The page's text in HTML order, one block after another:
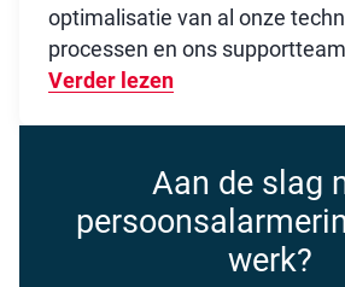
optimalisatie van al onze
processen en ons
Verder lezen
Aan de slag
werk?